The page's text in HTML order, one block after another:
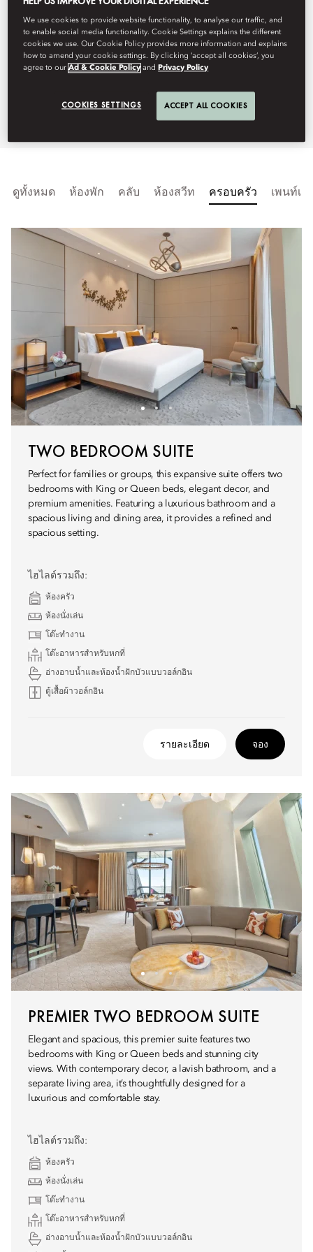
elegance with luxurious comfort,
offering a seamless experience of
refined decor and breathtaking
views.
ดูทั้งหมด ห้องพัก คลับ ห้องสวีท ครอบครัว เพนท์เฮ
TWO BEDROOM SUITE
Perfect for families or groups, this expansive suite offers two
bedrooms with King or Queen beds, elegant decor, and
premium amenities. Featuring a luxurious bathroom and a
spacious living and dining area, it provides a refined and
spacious setting.
ไฮไลต์รวมถึง:
ห้องครัว
ห้องนั่งเล่น
โต๊ะทำงาน
โต๊ะอาหารสำหรับหกที่
อ่างอาบน้ำและห้องน้ำฝักบัวแบบวอล์กอิน
ตู้เสื้อผ้าวอล์กอิน
รายละเอียด จอง
PREMIER TWO BEDROOM SUITE
Elegant and spacious, this premier suite features two
bedrooms with King or Queen beds and stunning city
views. With contemporary decor, a lavish bathroom, and a
separate living area, it’s thoughtfully designed for a
luxurious and comfortable stay.
ไฮไลต์รวมถึง:
ห้องครัว
ห้องนั่งเล่น
โต๊ะทำงาน
โต๊ะอาหารสำหรับหกที่
อ่างอาบน้ำและห้องน้ำฝักบัวแบบวอล์กอิน
We use cookies to provide website functionality, to analyse our traffic, and
to enable social media functionality. Cookie Settings explains the different
cookies we use. Our Cookie Policy provides more information and explains
how to amend your cookie settings. By clicking ‘accept all cookies’, you
agree to ourAd & Cookie Policy and Privacy Policy
COOKIES SETTINGS ACCEPT ALL COOKIES